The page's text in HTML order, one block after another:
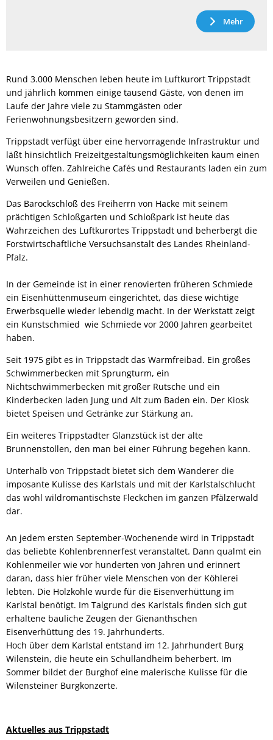
Mehr
Rund 3.000 Menschen leben heute im Luftkurort Trippstadt
und jährlich kommen einige tausend Gäste, von denen im
Laufe der Jahre viele zu Stammgästen oder
Ferienwohnungsbesitzern geworden sind.
Trippstadt verfügt über eine hervorragende Infrastruktur und
läßt hinsichtlich Freizeitgestaltungsmöglichkeiten kaum einen
Wunsch offen. Zahlreiche Cafés und Restaurants laden ein zum
Verweilen und Genießen.
Das Barockschloß des Freiherrn von Hacke mit seinem
prächtigen Schloßgarten und Schloßpark ist heute das
Wahrzeichen des Luftkurortes Trippstadt und beherbergt die
Forstwirtschaftliche Versuchsanstalt des Landes Rheinland-
Pfalz.
In der Gemeinde ist in einer renovierten früheren Schmiede
ein Eisenhüttenmuseum eingerichtet, das diese wichtige
Erwerbsquelle wieder lebendig macht. In der Werkstatt zeigt
ein Kunstschmied wie Schmiede vor 2000 Jahren gearbeitet
haben.
Seit 1975 gibt es in Trippstadt das Warmfreibad. Ein großes
Schwimmerbecken mit Sprungturm, ein
Nichtschwimmerbecken mit großer Rutsche und ein
Kinderbecken laden Jung und Alt zum Baden ein. Der Kiosk
bietet Speisen und Getränke zur Stärkung an.
Ein weiteres Trippstadter Glanzstück ist der alte
Brunnenstollen, den man bei einer Führung begehen kann.
Unterhalb von Trippstadt bietet sich dem Wanderer die
imposante Kulisse des Karlstals und mit der Karlstalschlucht
das wohl wildromantischste Fleckchen im ganzen Pfälzerwald
dar.
An jedem ersten September-Wochenende wird in Trippstadt
das beliebte Kohlenbrennerfest veranstaltet. Dann qualmt ein
Kohlenmeiler wie vor hunderten von Jahren und erinnert
daran, dass hier früher viele Menschen von der Köhlerei
lebten. Die Holzkohle wurde für die Eisenverhüttung im
Karlstal benötigt. Im Talgrund des Karlstals finden sich gut
erhaltene bauliche Zeugen der Gienanthschen
Eisenverhüttung des 19. Jahrhunderts.
Hoch über dem Karlstal entstand im 12. Jahrhundert Burg
Wilenstein, die heute ein Schullandheim beherbert. Im
Sommer bildet der Burghof eine malerische Kulisse für die
Wilensteiner Burgkonzerte.
Aktuelles aus Trippstadt